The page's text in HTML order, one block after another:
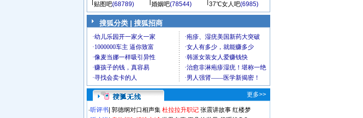
贴图吧(68789) 婚姻吧(78544) 37℃女人吧(6985)
搜狐分类 | 搜狐招商
更多>>
·听评书 郭德纲对口相声集 杜拉拉升职记 张震讲故事 红楼梦